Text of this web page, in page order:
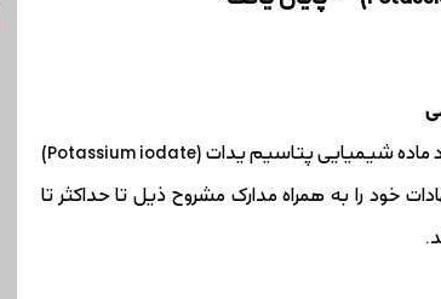
شرکت دارویی ره آورد تامین زیرمجموعه هلدینگ دارویی تامین در نظر دارد ماده شیمیایی پتاسیم یدات (Potassium iodate)
خود را به همراه مدارک مشروح ذیل تا حداکثر تا